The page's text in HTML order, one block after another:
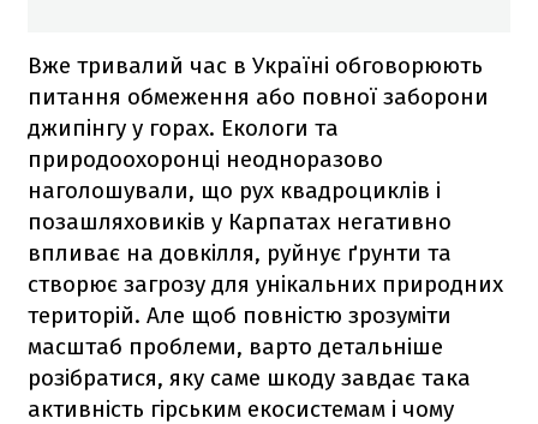
Вже тривалий час в Україні обговорюють
питання обмеження або повної заборони
джипінгу у горах. Екологи та
природоохоронці неодноразово
наголошували, що рух квадроциклів і
позашляховиків у Карпатах негативно
впливає на довкілля, руйнує ґрунти та
створює загрозу для унікальних природних
територій. Але щоб повністю зрозуміти
масштаб проблеми, варто детальніше
розібратися, яку саме шкоду завдає така
активність гірським екосистемам і чому